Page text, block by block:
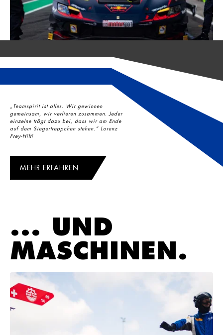
„Teamspirit ist alles. Wir gewinnen
gemeinsam, wir verlieren zusammen. Jeder
einzelne trägt dazu bei, dass wir am Ende
auf dem Siegertreppchen stehen.“ Lorenz
Frey-Hilti
MEHR ERFAHREN
... UND
MASCHINEN.